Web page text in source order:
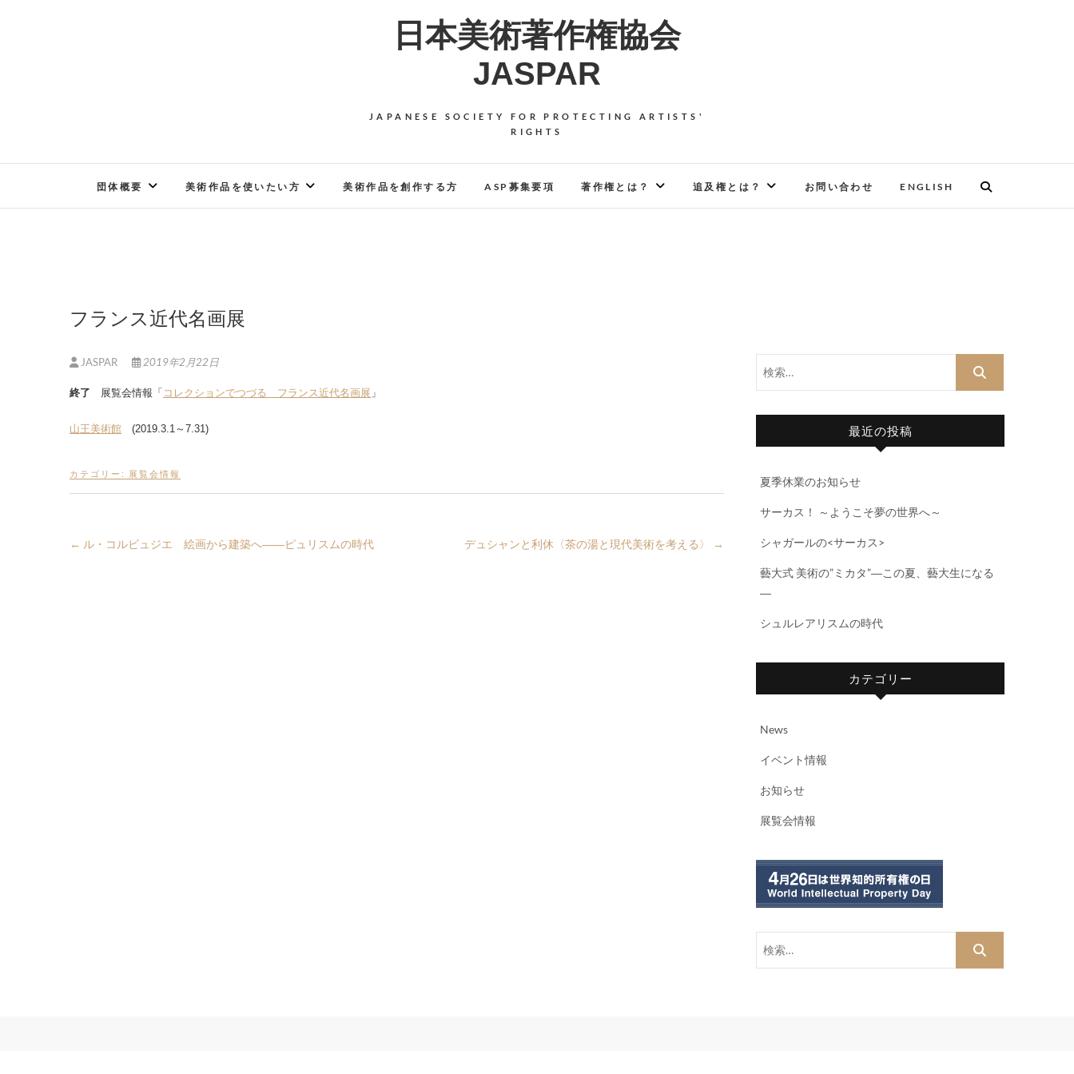
日本美術著作権協会
JASPAR
JAPANESE SOCIETY FOR PROTECTING ARTISTS'
RIGHTS
団体概要 美術作品を使いたい方 美術作品を創作する方 ASP募集要項 著作権とは？ 追及権とは？ お問い合わせ ENGLISH
フランス近代名画展
JASPAR 2019年2月22日
終了 展覧会情報「 コレクションでつづる フランス近代名画展 」
山王美術館 (2019.3.1～7.31)
カテゴリー: 展覧会情報
← ル・コルビュジエ 絵画から建築へ――ピュリスムの時代 デュシャンと利休〈茶の湯と現代美術を考える〉 →
最近の投稿
夏季休業のお知らせ
サーカス！ ～ようこそ夢の世界へ～
シャガールの<サーカス>
藝大式 美術の”ミカタ”―この夏、藝大生になる
―
シュルレアリスムの時代
カテゴリー
News
イベント情報
お知らせ
展覧会情報